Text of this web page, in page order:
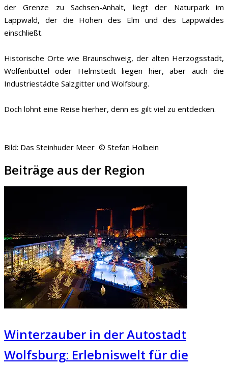
der Grenze zu Sachsen-Anhalt, liegt der Naturpark im
Lappwald, der die Höhen des Elm und des Lappwaldes
einschließt.
Historische Orte wie Braunschweig, der alten Herzogsstadt,
Wolfenbüttel oder Helmstedt liegen hier, aber auch die
Industriestädte Salzgitter und Wolfsburg.
Doch lohnt eine Reise hierher, denn es gilt viel zu entdecken.
Bild: Das Steinhuder Meer © Stefan Holbein
Beiträge aus der Region
Winterzauber in der Autostadt
Wolfsburg: Erlebniswelt für die